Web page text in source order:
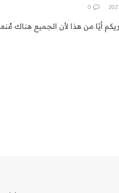
0
أيًا من هذا لأن الجميع هناك